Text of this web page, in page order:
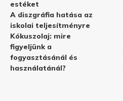
estéket
A diszgráfia hatása az
iskolai teljesítményre
Kókuszolaj: mire
figyeljünk a
fogyasztásánál és
használatánál?